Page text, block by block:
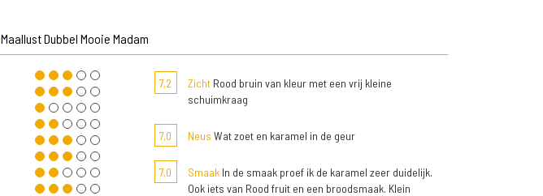
Maallust Dubbel Mooie Madam
7,2 ZichtRood bruin van kleur met een vrij kleine
schuimkraag
7,0 Neus Wat zoet en karamel in de geur
7,0 SmaakIn de smaak proef ik de karamel zeer duidelijk.
Ook iets van Rood fruit en een broodsmaak. Klein